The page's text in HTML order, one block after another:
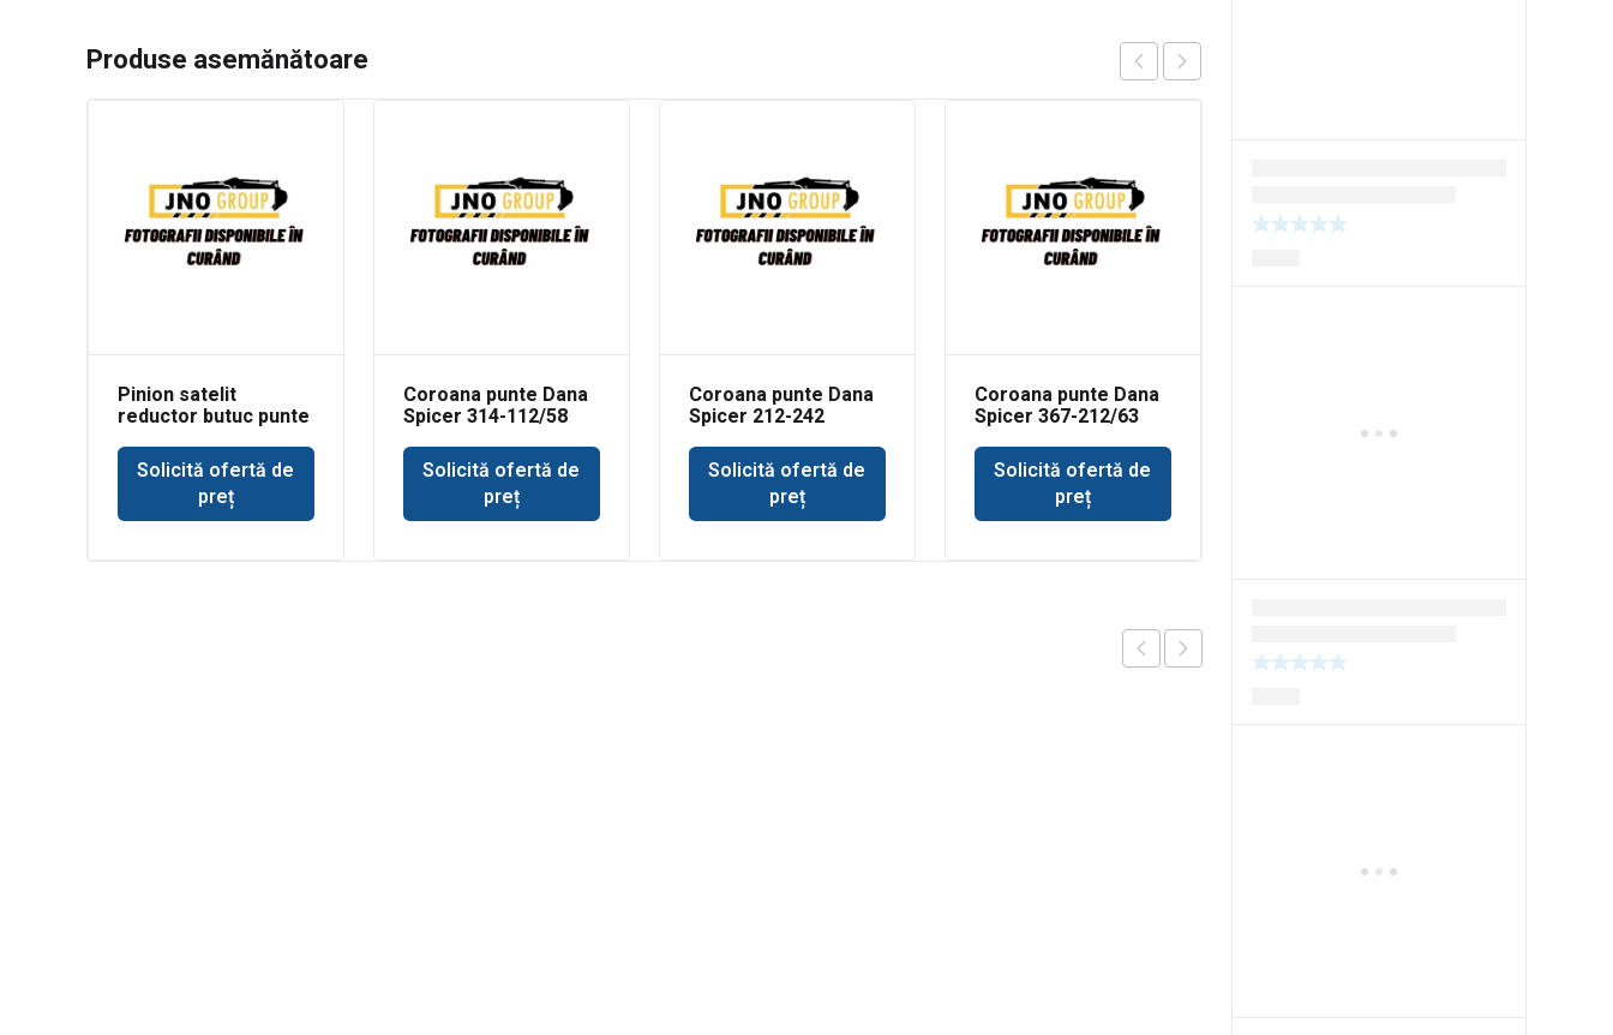
Produse asemănătoare
Pinion satelit
reductor butuc punte
buldoexcavator JCB
3DSolicită ofertă de
preț
Coroana punte Dana
Spicer 314-112/58
Solicită ofertă de
preț
Coroana punte Dana
Spicer 212-242
Solicită ofertă de
preț
Coroana punte Dana
Spicer 367-212/63
Solicită ofertă de
preț